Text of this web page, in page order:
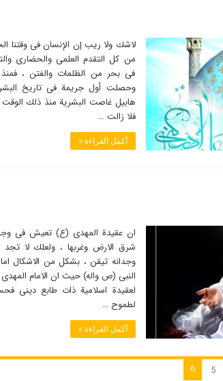
لاشك ولا ریب إن الإنسان فی وقتنا
من كل التقدم العلمی والحضاری
فی بحر من الظلمات والفتن ،
وحصلت أول جریمة فی تاریخ
هابیل غاصت البشریة منذ ذلك
فلا زالت …
أكمل القراءة »
ان عقیدة المهدی (ع) تعیش فی
شرق الارض وغربها ، ولعلك لا تجد
وجدانه تیقن ، بشكل من الاشكال
النبی (ص واله) حیث ان الامام
لعقیدة اسلامیة ذات طابع دینی
لطموح …
أكمل القراءة »
5
6